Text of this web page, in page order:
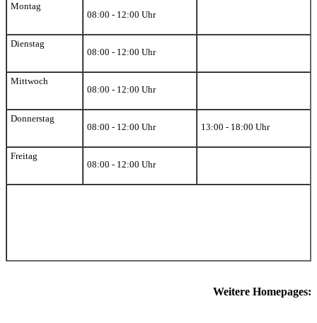
Montag
08:00 - 12:00 Uhr
Dienstag
08:00 - 12:00 Uhr
Mittwoch
08:00 - 12:00 Uhr
Donnerstag
08:00 - 12:00 Uhr
13:00 - 18:00 Uhr
Freitag
08:00 - 12:00 Uhr
Weitere Homepages: